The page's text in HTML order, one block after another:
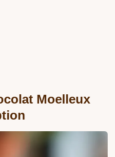
Moelleux